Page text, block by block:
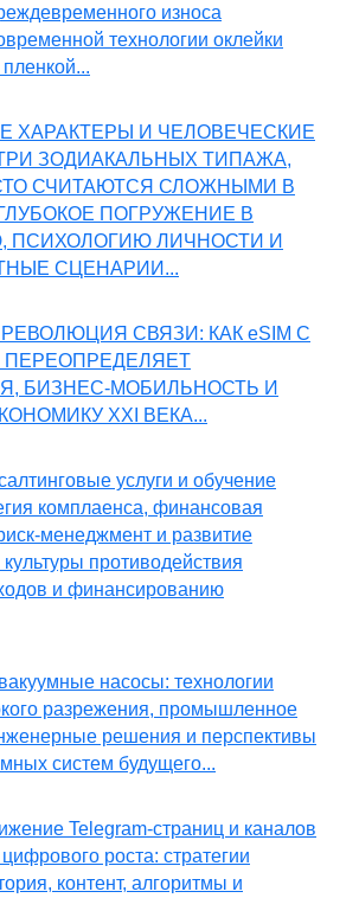
износа
технологии оклейки
ХАРАКТЕРЫ И ЧЕЛОВЕЧЕСКИЕ
ЗОДИАКАЛЬНЫХ ТИПАЖА,
СЧИТАЮТСЯ СЛОЖНЫМИ В
ПОГРУЖЕНИЕ В
ПСИХОЛОГИЮ ЛИЧНОСТИ И
СЦЕНАРИИ...
СВЯЗИ: КАК eSIM С
ПЕРЕОПРЕДЕЛЯЕТ
БИЗНЕС-МОБИЛЬНОСТЬ И
XXI ВЕКА...
услуги и обучение
комплаенса, финансовая
менеджмент и развитие
противодействия
и финансированию
насосы: технологии
разрежения, промышленное
решения и перспективы
систем будущего...
Telegram-страниц и каналов
роста: стратегии
контент, алгоритмы и